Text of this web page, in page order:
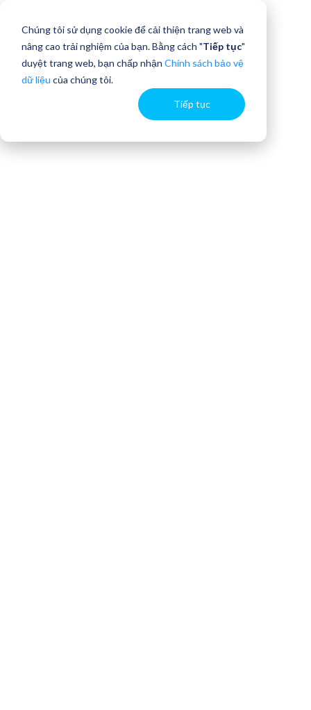
Chúng tôi sử dụng cookie để cải thiện trang web và
nâng cao trải nghiệm của bạn. Bằng cách "Tiếp tục"
duyệt trang web, bạn chấp nhận Chính sách bảo vệ
dữ liệu của chúng tôi.
Tiếp tục